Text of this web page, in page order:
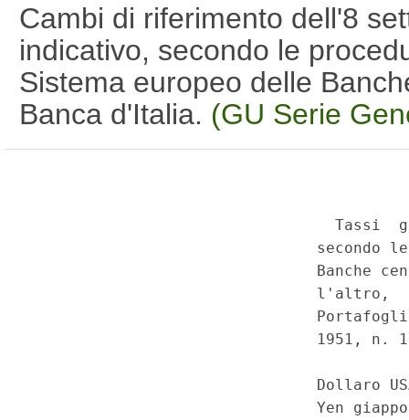
Cambi di riferimento dell'8
indicativo, secondo le
Sistema europeo delle
Banca d'Italia. (GU Serie